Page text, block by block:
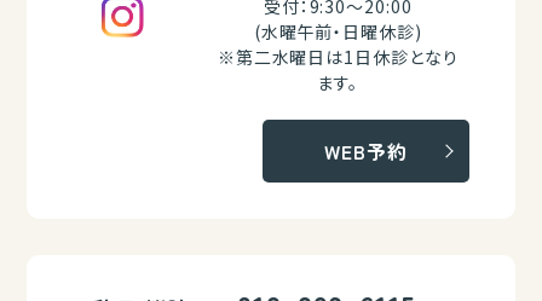
受付：9:30～20:00
(水曜午前・日曜休診)
※第二水曜日は1日休診となり
ます。
WEB予約